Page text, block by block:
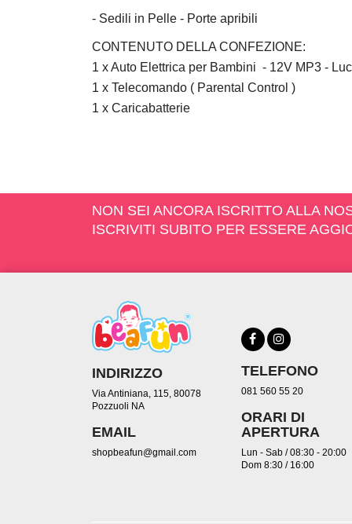
- Sedili in Pelle - Porte apribili
CONTENUTO DELLA CONFEZIONE:
1 x Auto Elettrica per Bambini - 12V MP3 -
1 x Telecomando ( Parental Control )
1 x Caricabatterie
NON SEI ANCORA ISCRITTO ALLA
ISCRIVITI SUBITO PER ESSERE
INDIRIZZO
Via Antiniana, 115, 80078
Pozzuoli NA
EMAIL
shopbeafun@gmail.com
TELEFONO
081 560 55 20
ORARI DI
APERTURA
Lun - Sab / 08:30 - 20:00
Dom 8:30 / 16:00